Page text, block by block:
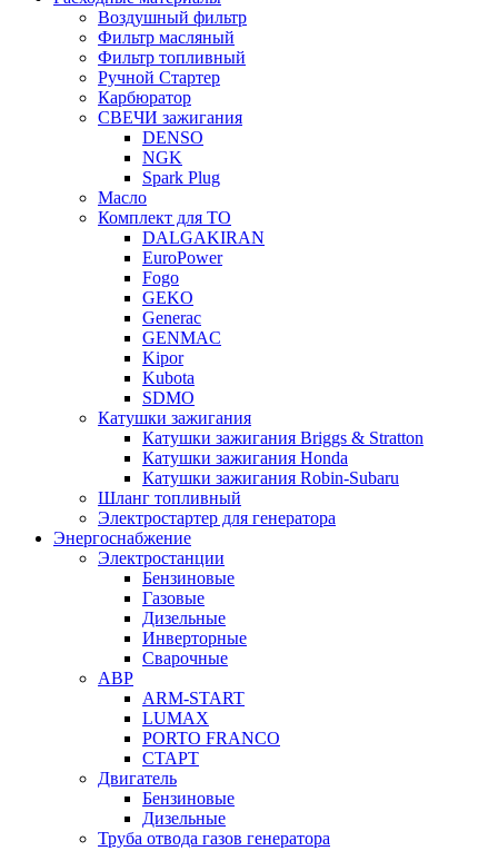
Воздушный фильтр
Фильтр масляный
Фильтр топливный
Ручной Стартер
Карбюратор
СВЕЧИ зажигания
DENSO
NGK
Spark Plug
Масло
Комплект для ТО
DALGAKIRAN
EuroPower
Fogo
GEKO
Generac
GENMAC
Kipor
Kubota
SDMO
Катушки зажигания
Катушки зажигания Briggs & Stratton
Катушки зажигания Honda
Катушки зажигания Robin-Subaru
Шланг топливный
Электростартер для генератора
Энергоснабжение
Электростанции
Бензиновые
Газовые
Дизельные
Инверторные
Сварочные
АВР
ARM-START
LUMAX
PORTO FRANCO
СТАРТ
Двигатель
Бензиновые
Дизельные
Труба отвода газов генератора